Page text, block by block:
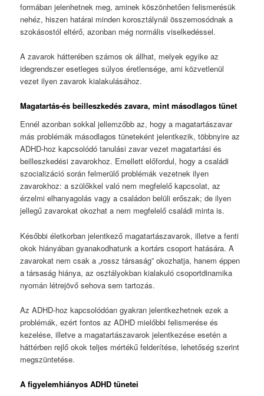
formában jelenhetnek meg, aminek köszönhetően felismerésük
nehéz, hiszen határai minden korosztálynál összemosódnak a
szokásostól eltérő, azonban még normális viselkedéssel.
A zavarok hátterében számos ok állhat, melyek egyike az
idegrendszer esetleges súlyos éretlensége, ami közvetlenül
vezet ilyen zavarok kialakulásához.
Magatartás-és beilleszkedés zavara, mint másodlagos tünet
Ennél azonban sokkal jellemzőbb az, hogy a magatartászavar
más problémák másodlagos tüneteként jelentkezik, többnyire az
ADHD-hoz kapcsolódó tanulási zavar vezet magatartási és
beilleszkedési zavarokhoz. Emellett előfordul, hogy a családi
szocializáció során felmerülő problémák vezetnek ilyen
zavarokhoz: a szülőkkel való nem megfelelő kapcsolat, az
érzelmi elhanyagolás vagy a családon belüli erőszak; de ilyen
jellegű zavarokat okozhat a nem megfelelő családi minta is.
Későbbi életkorban jelentkező magatartászavarok, illetve a fenti
okok hiányában gyanakodhatunk a kortárs csoport hatására. A
zavarokat nem csak a „rossz társaság” okozhatja, hanem éppen
a társaság hiánya, az osztályokban kialakuló csoportdinamika
nyomán létrejövő sehova sem tartozás.
Az ADHD-hoz kapcsolódóan gyakran jelentkezhetnek ezek a
problémák, ezért fontos az ADHD mielőbbi felismerése és
kezelése, illetve a magatartászavarok jelentkezése esetén a
háttérben rejlő okok teljes mértékű felderítése, lehetőség szerint
megszüntetése.
A figyelemhiányos ADHD tünetei